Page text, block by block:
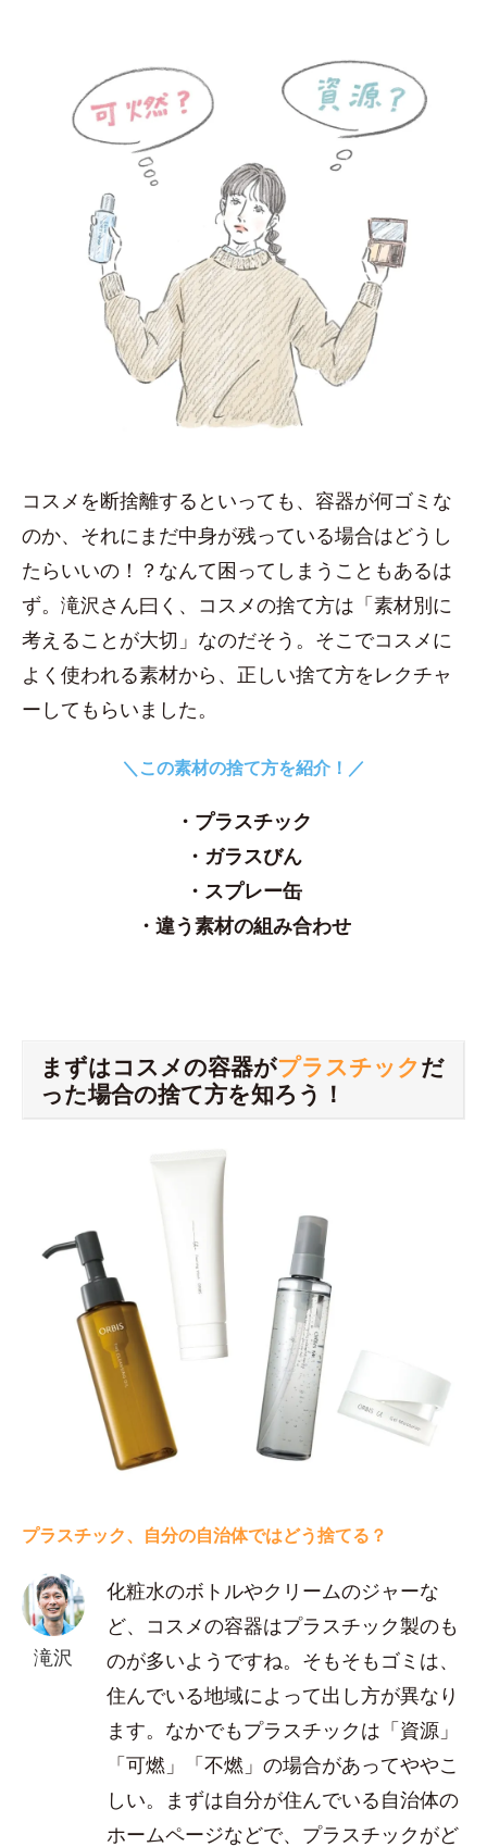
コスメを断捨離するといっても、容器が何ゴミな
のか、それにまだ中身が残っている場合はどうし
たらいいの！？なんて困ってしまうこともあるは
ず。滝沢さん曰く、コスメの捨て方は「素材別に
考えることが大切」なのだそう。そこでコスメに
よく使われる素材から、正しい捨て方をレクチャ
ーしてもらいました。
＼この素材の捨て方を紹介！／
・プラスチック
・ガラスびん
・スプレー缶
・違う素材の組み合わせ
まずはコスメの容器がプラスチックだ
った場合の捨て方を知ろう！
プラスチック、自分の自治体ではどう捨てる？
滝沢
化粧水のボトルやクリームのジャーな
ど、コスメの容器はプラスチック製のも
のが多いようですね。そもそもゴミは、
住んでいる地域によって出し方が異なり
ます。なかでもプラスチックは「資源」
「可燃」「不燃」の場合があってややこ
しい。まずは自分が住んでいる自治体の
ホームページなどで、プラスチックがど